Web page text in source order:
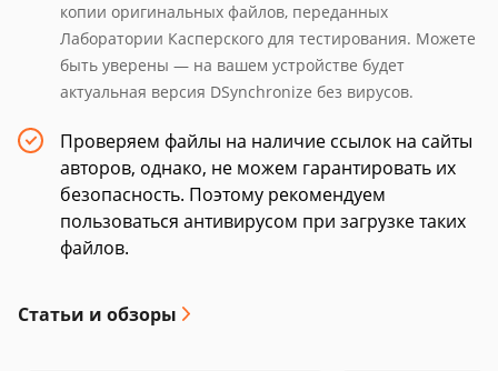
копии оригинальных файлов, переданных
Лаборатории Касперского для тестирования. Можете
быть уверены — на вашем устройстве будет
актуальная версия DSynchronize без вирусов.
Проверяем файлы на наличие ссылок на сайты
авторов, однако, не можем гарантировать их
безопасность. Поэтому рекомендуем
пользоваться антивирусом при загрузке таких
файлов.
Статьи и обзоры